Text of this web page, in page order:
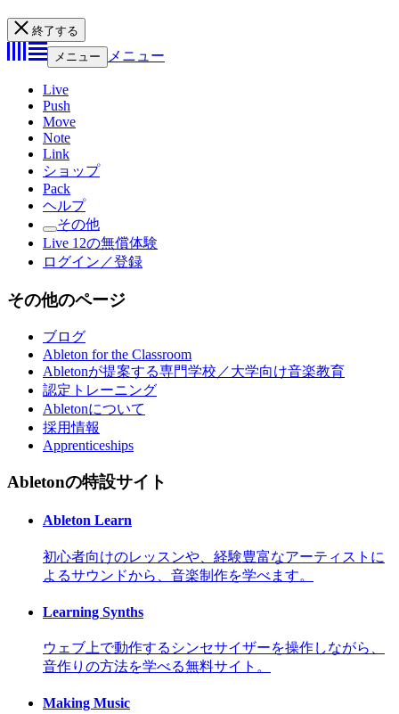
終了する
メニュー
メニュー
Live
Push
Move
Note
Link
ショップ
Pack
ヘルプ
その他
Live 12の無償体験
ログイン／登録
その他のページ
ブログ
Ableton for the Classroom
Abletonが提案する専門学校／大学向け音楽教育
認定トレーニング
Abletonについて
採用情報
Apprenticeships
Abletonの特設サイト
Ableton Learn
初心者向けのレッスンや、経験豊富なアーティストに
よるサウンドから、音楽制作を学べます。
Learning Synths
ウェブ上で動作するシンセサイザーを操作しながら、
音作りの方法を学べる無料サイト。
Making Music